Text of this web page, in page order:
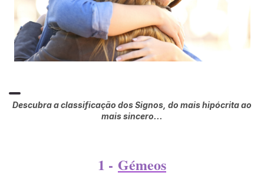
Descubra a classificação dos Signos, do mais hipócrita ao
mais sincero...
1 - Gémeos